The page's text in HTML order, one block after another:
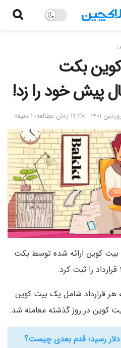
کوین بکت
زمان مطالعه: ۱ دقیقه
بیت کوین ارائه شده توسط بکت
هر قرارداد شامل یک بیت کو‌ین